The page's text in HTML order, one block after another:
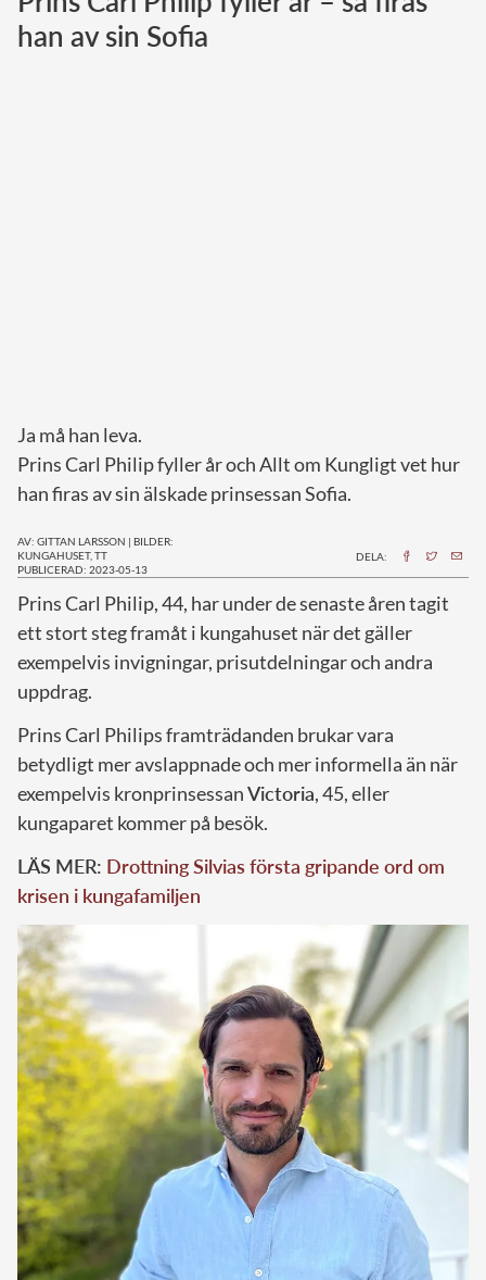
Norska kungahuset
han av sin Sofia
Ja må han leva.
Prins Carl Philip fyller år och Allt om Kungligt vet hur
han firas av sin älskade prinsessan Sofia.
AV: GITTAN LARSSON | BILDER:
KUNGAHUSET, TT
PUBLICERAD: 2023-05-13
DELA:
Prins Carl Philip, 44, har under de senaste åren tagit
ett stort steg framåt i kungahuset när det gäller
exempelvis invigningar, prisutdelningar och andra
uppdrag.
Prins Carl Philips framträdanden brukar vara
betydligt mer avslappnade och mer informella än när
exempelvis kronprinsessanVictoria, 45, eller
kungaparet kommer på besök.
LÄS MER: Drottning Silvias första gripande ord om
krisen i kungafamiljen